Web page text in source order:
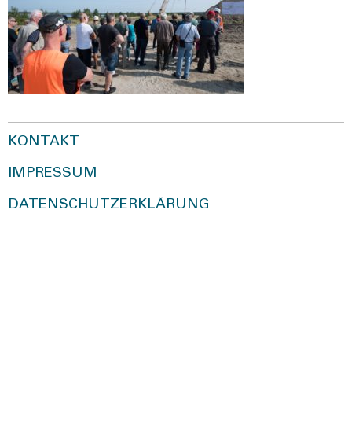
KONTAKT
IMPRESSUM
DATENSCHUTZERKLÄRUNG